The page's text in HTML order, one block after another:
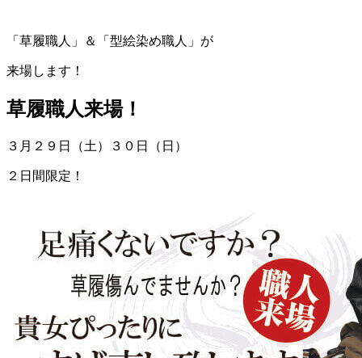
「草履職人」＆「型絵染め職人」が
来場します！
草履職人来場！
３月２９日（土）３０日（日）
２日間限定！